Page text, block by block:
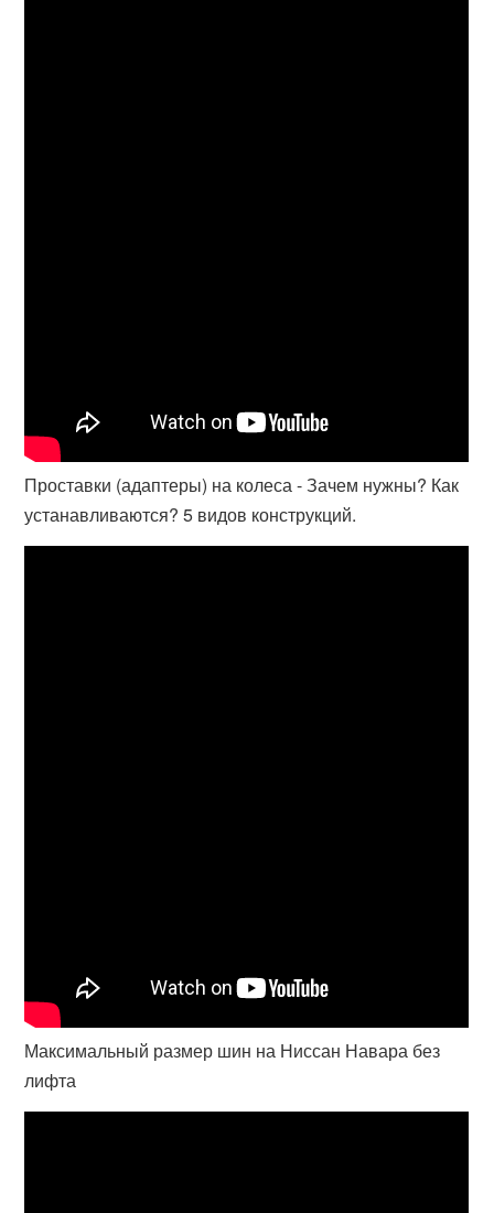
Проставки (адаптеры) на колеса - Зачем нужны? Как
устанавливаются? 5 видов конструкций.
Максимальный размер шин на Ниссан Навара без
лифта